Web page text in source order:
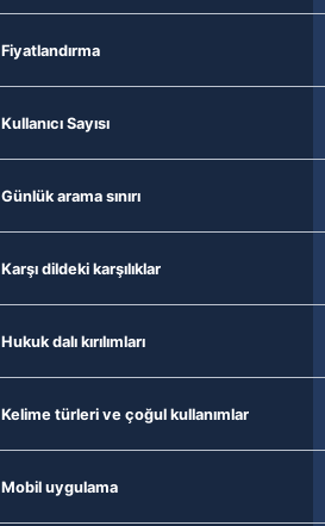
Fiyatlandırma
Kullanıcı Sayısı
Günlük arama sınırı
Karşı dildeki karşılıklar
Hukuk dalı kırılımları
Kelime türleri ve çoğul kullanımlar
Mobil uygulama